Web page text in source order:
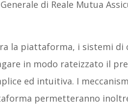
di Reale Mutua
la piattaforma, i sistemi di
in modo rateizzato il
ed intuitiva. I
permetteranno